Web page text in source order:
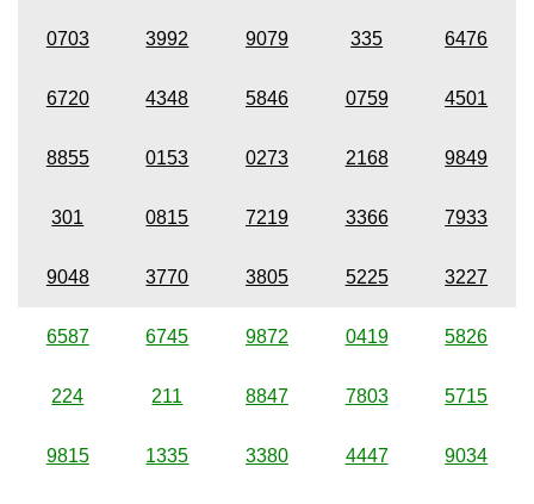
0703 3992 9079 335 6476
6720 4348 5846 0759 4501
8855 0153 0273 2168 9849
301 0815 7219 3366 7933
9048 3770 3805 5225 3227
6587 6745 9872 0419 5826
224 211 8847 7803 5715
9815 1335 3380 4447 9034